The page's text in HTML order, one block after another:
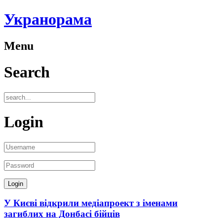
Укранорама
Menu
Search
Login
У Києві відкрили медіапроект з іменами
загиблих на Донбасі бійців